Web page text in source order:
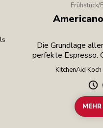
Frühstück/
Die Grundlage
perfekte Espresso.
intensives
KitchenAid